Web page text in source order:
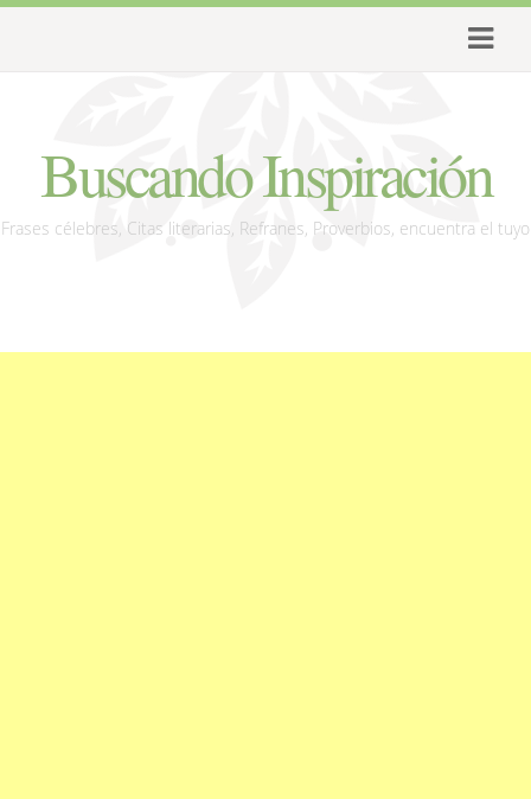
Buscando Inspiración
Frases célebres, Citas literarias, Refranes, Proverbios, encuentra el tuyo